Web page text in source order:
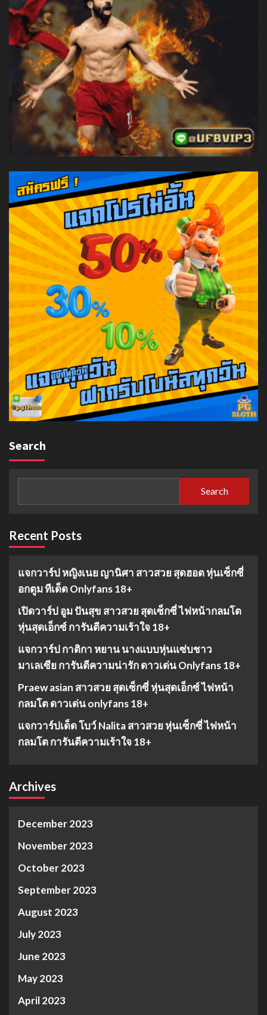
Search
Search
Recent Posts
แจกวาร์ป หญิงเนย ญานิศา สาวสวย สุดฮอต หุ่นเซ็กซี่
อกตูม ทีเด็ด Onlyfans 18+
เปิดวาร์ป อูม ปันสุข สาวสวย สุดเซ็กซี่ ไฟหน้ากลมโต
หุ่นสุดเอ็กซ์ การันตีความเร้าใจ 18+
แจกวาร์ป กาติกา หยาน นางแบบหุ่นแซ่บชาว
มาเลเซีย การันตีความน่ารัก ดาวเด่น Onlyfans 18+
Praew asian สาวสวย สุดเซ็กซี่ หุ่นสุดเอ็กซ์ ไฟหน้า
กลมโต ดาวเด่น onlyfans 18+
แจกวาร์ปเด็ด โบว์ Nalita สาวสวย หุ่นเซ็กซี่ ไฟหน้า
กลมโต การันตีความเร้าใจ 18+
Archives
December 2023
November 2023
October 2023
September 2023
August 2023
July 2023
June 2023
May 2023
April 2023